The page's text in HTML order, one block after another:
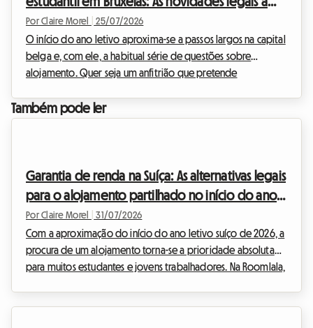
conhecer para o início do ano letivo de 2026
Por Claire Morel 25/07/2026
O início do ano letivo aproxima-se a passos largos na capital
belga e, com ele, a habitual série de questões sobre
alojamento. Quer seja um anfitrião que pretende
procura do seu ninho de estudos, é fundamental dominar os
É por isso que decifrámos para si todas as regras em vig...
Também pode ler
Garantia de renda na Suíça: As alternativas legais
para o alojamento partilhado no início do ano
letivo de 2026
Por Claire Morel 31/07/2026
Com a aproximação do início do ano letivo suíço de 2026, a
procura de um alojamento torna-se a prioridade absoluta
para muitos estudantes e jovens trabalhadores. Na Roomlala,